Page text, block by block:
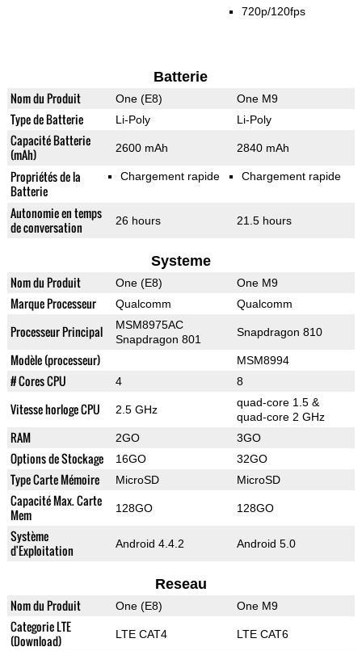
720p/120fps
Batterie
Nom du Produit One (E8) One M9
Type de Batterie Li-Poly Li-Poly
Capacité Batterie
(mAh)
2600 mAh 2840 mAh
Propriétés de la
Batterie
Chargement rapide Chargement rapide
Autonomie en temps
de conversation
26 hours 21.5 hours
Systeme
Nom du Produit One (E8) One M9
Marque Processeur Qualcomm Qualcomm
Processeur Principal
MSM8975AC
Snapdragon 801
Snapdragon 810
Modèle (processeur) MSM8994
# Cores CPU 4 8
Vitesse horloge CPU 2.5 GHz
quad-core 1.5 &
quad-core 2 GHz
RAM 2GO 3GO
Options de Stockage 16GO 32GO
Type Carte Mémoire MicroSD MicroSD
Capacité Max. Carte
Mem
128GO 128GO
Système
d'Exploitation
Android 4.4.2 Android 5.0
Reseau
Nom du Produit One (E8) One M9
Categorie LTE
(Download)
LTE CAT4 LTE CAT6